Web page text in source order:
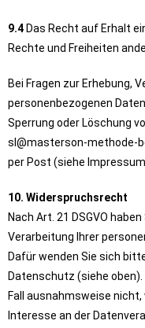
9.4 Das Recht auf Erhalt
Rechte und Freiheiten
Bei Fragen zur Erhebung,
personenbezogenen
Sperrung oder Löschung
sl@masterson-methode-
per Post (siehe
10. Widerspruchsrecht
Nach Art. 21 DSGVO
Verarbeitung Ihrer
Dafür wenden Sie sich
Datenschutz (siehe
Fall ausnahmsweise
Interesse an der